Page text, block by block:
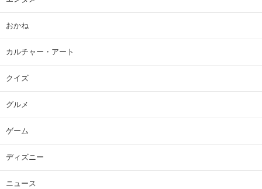
おかね
カルチャー・アート
クイズ
グルメ
ゲーム
ディズニー
ニュース